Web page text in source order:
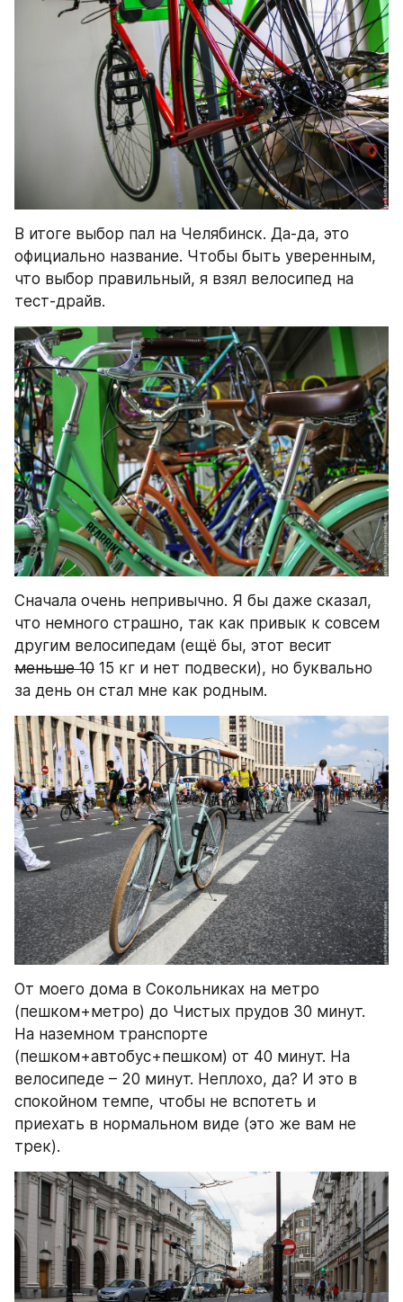
В итоге выбор пал на Челябинск. Да-да, это
официально название. Чтобы быть уверенным,
что выбор правильный, я взял велосипед на
тест-драйв.
Сначала очень непривычно. Я бы даже сказал,
что немного страшно, так как привык к совсем
меньше 10 15 кг и нет подвески), но буквально
за день он стал мне как родным.
От моего дома в Сокольниках на метро
(пешком+метро) до Чистых прудов 30 минут.
На наземном транспорте
(пешком+автобус+пешком) от 40 минут. На
велосипеде – 20 минут. Неплохо, да? И это в
спокойном темпе, чтобы не вспотеть и
приехать в нормальном виде (это же вам не
трек).